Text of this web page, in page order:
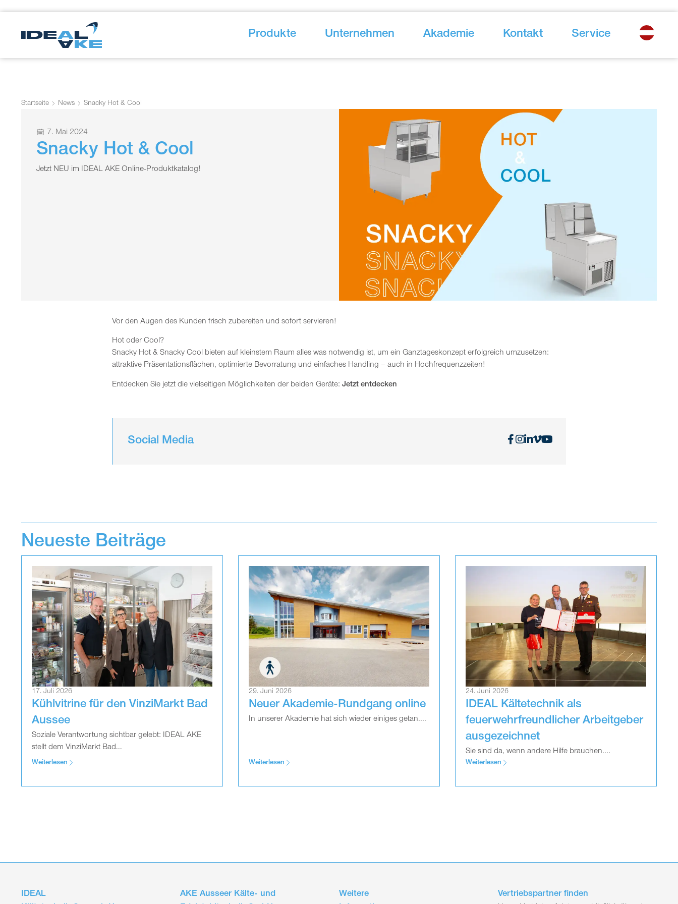
Produkte Unternehmen Akademie Kontakt Service
Startseite News Snacky Hot & Cool
7. Mai 2024
Snacky Hot & Cool
Jetzt NEU im IDEAL AKE Online-Produktkatalog!
Vor den Augen des Kunden frisch zubereiten und sofort servieren!
Hot oder Cool?
Snacky Hot & Snacky Cool bieten auf kleinstem Raum alles was notwendig ist, um ein Ganztageskonzept erfolgreich umzusetzen:
attraktive Präsentationsflächen, optimierte Bevorratung und einfaches Handling – auch in Hochfrequenzzeiten!
Entdecken Sie jetzt die vielseitigen Möglichkeiten der beiden Geräte: Jetzt entdecken
Social Media
Neueste Beiträge
17. Juli 2026
Kühlvitrine für den VinziMarkt Bad
Aussee
Soziale Verantwortung sichtbar gelebt: IDEAL AKE
stellt dem VinziMarkt Bad...
Weiterlesen
29. Juni 2026
Neuer Akademie-Rundgang online
In unserer Akademie hat sich wieder einiges getan....
Weiterlesen
24. Juni 2026
IDEAL Kältetechnik als
feuerwehrfreundlicher Arbeitgeber
ausgezeichnet
Sie sind da, wenn andere Hilfe brauchen....
Weiterlesen
IDEAL
AKE Ausseer Kälte- und
Weitere
Vertriebspartner finden